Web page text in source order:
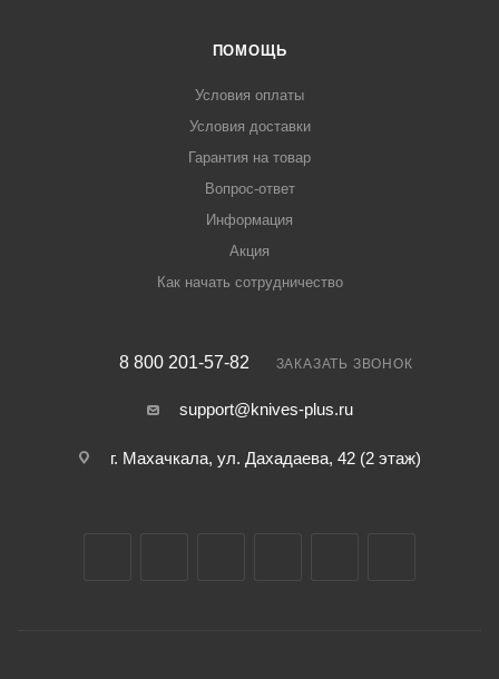
ПОМОЩЬ
Условия оплаты
Условия доставки
Гарантия на товар
Вопрос-ответ
Информация
Акция
Как начать сотрудничество
8 800 201-57-82 ЗАКАЗАТЬ ЗВОНОК
support@knives-plus.ru
г. Махачкала, ул. Дахадаева, 42 (2 этаж)